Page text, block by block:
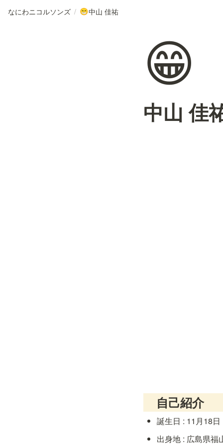
なにわニコルソンズ / 😁中山 佳祐
😁
中山 佳
自己紹介
誕生日 : 11月18日
出身地 : 広島県福